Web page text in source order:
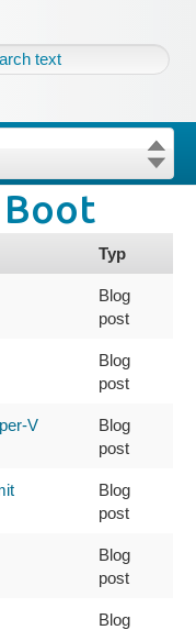
password?
Typ
Blog
post
Blog
post
V
Blog
post
Blog
post
Blog
post
Blog